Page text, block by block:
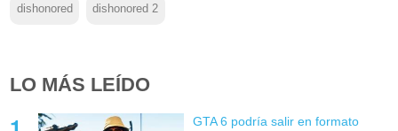
dishonored dishonored 2
LO MÁS LEÍDO
GTA 6 podría salir en formato